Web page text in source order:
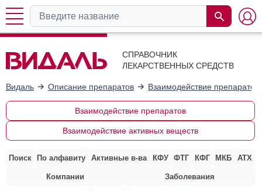
СПРАВОЧНИК
ЛЕКАРСТВЕННЫХ СРЕДСТВ
Видаль Описание препаратов Взаимодействие препаратов
Взаимодействие препаратов
Взаимодействие активных веществ
Поиск По алфавиту Активные в-ва КФУ ФТГ КФГ МКБ АТХ
Компании Заболевания